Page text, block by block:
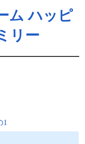
ム ハッピ
リー
1